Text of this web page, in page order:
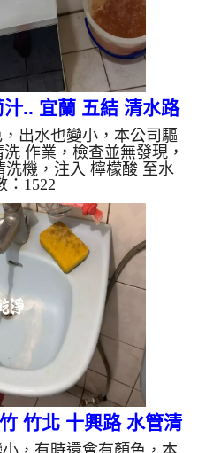
.. 宜蘭 五結 清水路
管出水也變小，本公司驅
作業，檢查並無發現，
機，注入 檸檬酸 至水
清洗機 ，啟動 螺旋波 模
，看起來像是胡蘿蔔汁，
出水量也變大了。 如是
生鐵鏽跟泥沙堆積，洗出
水含有氧化錳，管壁上會
會跟石油一樣黑，有些洗
銅的物質，生鏽產生銅
的水，是...
：1522
竹北 十興路 水管清